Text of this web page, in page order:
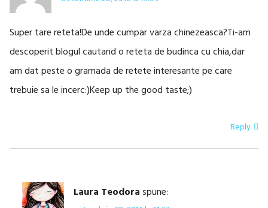
Super tare reteta!De unde cumpar varza chinezeasca?Ti-am
descoperit blogul cautand o reteta de budinca cu chia,dar
am dat peste o gramada de retete interesante pe care
trebuie sa le incerc:)Keep up the good taste;)
Reply
Laura Teodoraspune: